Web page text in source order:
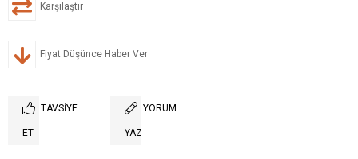
Karşılaştır
Fiyat Düşünce Haber Ver
TAVSIYE
ET
YORUM
YAZ